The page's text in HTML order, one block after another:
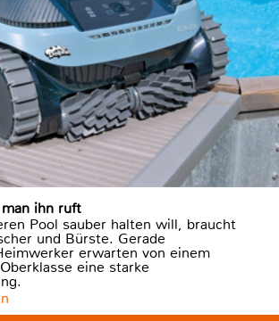
ihn ruft
Pool sauber halten will, braucht
und Bürste. Gerade
erwarten von einem
eine starke